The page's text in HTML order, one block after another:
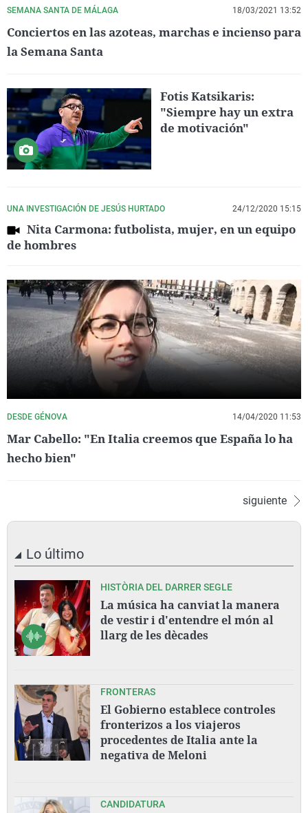
SEMANA SANTA DE MÁLAGA 18/03/2021 13:52
Conciertos en las azoteas, marchas e incienso para
la Semana Santa
Fotis Katsikaris:
"Siempre hay un extra
de motivación"
UNA INVESTIGACIÓN DE JESÚS HURTADO 24/12/2020 15:15
Nita Carmona: futbolista, mujer, en un equipo
de hombres
DESDE GÉNOVA 14/04/2020 11:53
Mar Cabello: "En Italia creemos que España lo ha
hecho bien"
siguiente
Lo último
HISTÒRIA DEL DARRER SEGLE
La música ha canviat la manera
de vestir i d'entendre el món al
llarg de les dècades
FRONTERAS
El Gobierno establece controles
fronterizos a los viajeros
procedentes de Italia ante la
negativa de Meloni
CANDIDATURA